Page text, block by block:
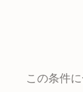
この条件